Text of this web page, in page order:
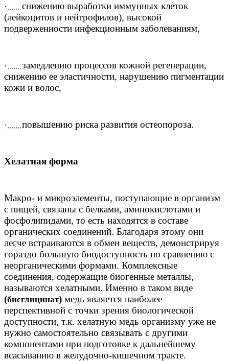
· , , , , , , , снижению выработки иммунных клеток
(лейкоцитов и нейтрофилов), высокой
подверженности инфекционным заболеваниям,
· , , , , , , , замедлению процессов кожной регенерации,
снижению ее эластичности, нарушению пигментации
кожи и волос,
· , , , , , , , повышению риска развития остеопороза.
Хелатная форма
Макро- и микроэлементы, поступающие в организм
с пищей, связаны с белками, аминокислотами и
фосфолипидами, то есть находятся в составе
органических соединений. Благодаря этому они
легче встраиваются в обмен веществ, демонстрируя
гораздо большую биодоступность по сравнению с
неорганическими формами. Комплексные
соединения, содержащие биогенные металлы,
называются хелатными. Именно в таком виде
(бисглицинат) медь является наиболее
перспективной с точки зрения биологической
доступности, т.к. хелатную медь организму уже не
нужно самостоятельно связывать с другими
компонентами при подготовке к дальнейшему
всасыванию в желудочно-кишечном тракте.